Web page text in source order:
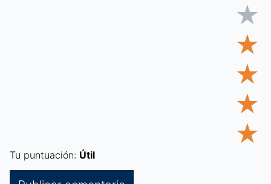
★
★
★
★
★
Tu puntuación: Útil